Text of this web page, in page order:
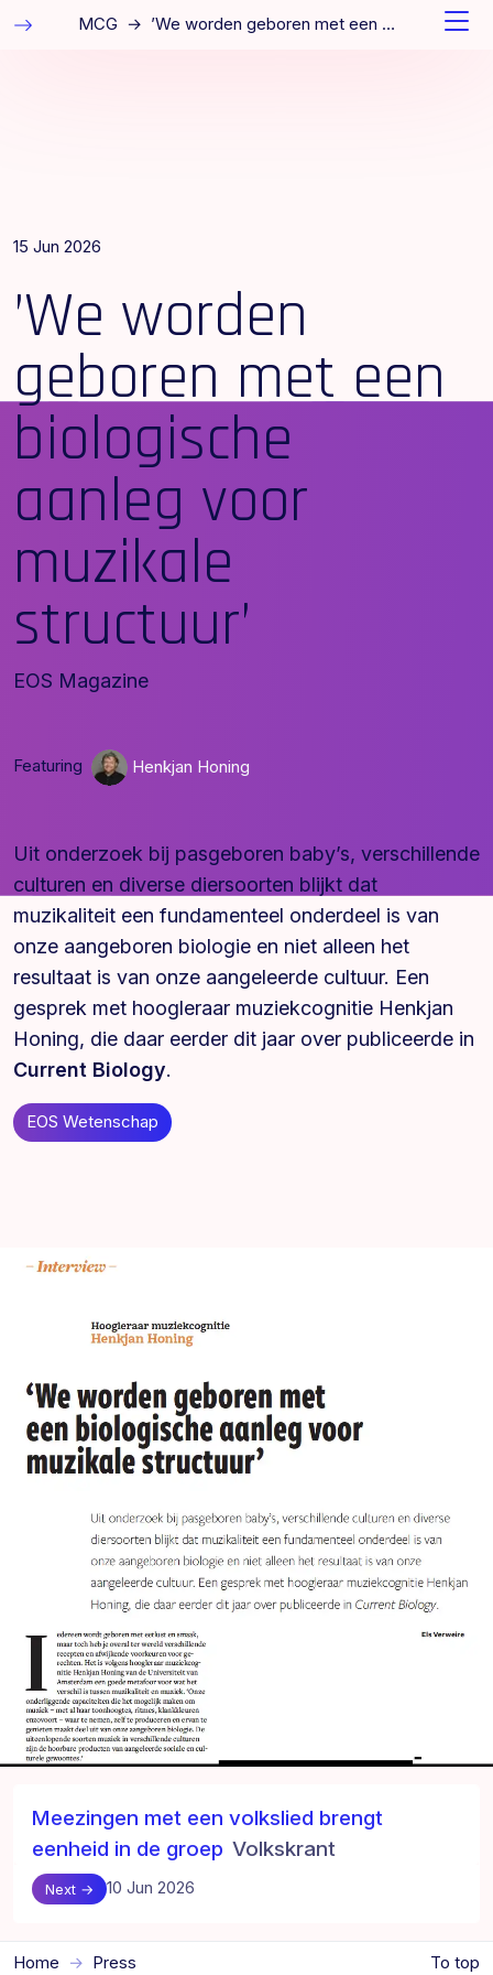
MCG → ’We worden geboren met een biologische aanleg voor muzikale structuur’
15 Jun 2026
’We worden
geboren met een
biologische
aanleg voor
muzikale
structuur’
EOS Magazine
Featuring Henkjan Honing
Uit onderzoek bij pasgeboren baby’s, verschillende
culturen en diverse diersoorten blijkt dat
muzikaliteit een fundamenteel onderdeel is van
onze aangeboren biologie en niet alleen het
resultaat is van onze aangeleerde cultuur. Een
gesprek met hoogleraar muziekcognitie Henkjan
Honing, die daar eerder dit jaar over publiceerde in
Current Biology.
EOS Wetenschap
Meezingen met een volkslied brengt
eenheid in de groep Volkskrant
Next → 10 Jun 2026
Home Press To top